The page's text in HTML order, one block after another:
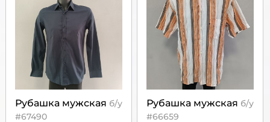
Рубашка мужская б/у
#67490
Рубашка мужская б/у
#66659